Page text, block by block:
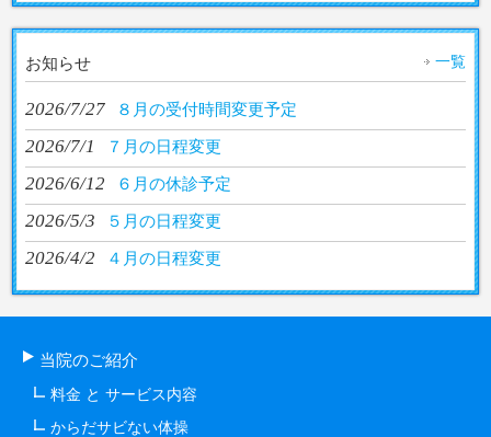
お知らせ 一覧
2026/7/27 ８月の受付時間変更予定
2026/7/1 ７月の日程変更
2026/6/12 ６月の休診予定
2026/5/3 ５月の日程変更
2026/4/2 ４月の日程変更
当院のご紹介
料金 と サービス内容
からだサビない体操